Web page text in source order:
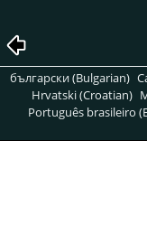
български (Bulgarian)
Hrvatski (Croatian)
Português brasileiro